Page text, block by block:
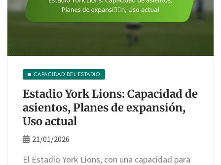
CAPACIDAD DEL ESTADIO
Estadio York Lions: Capacidad de
asientos, Planes de expansión,
Uso actual
21/01/2026
El Estadio York Lions, con una capacidad para